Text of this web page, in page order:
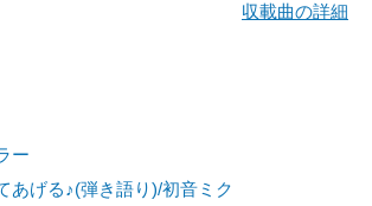
収載曲の詳細
ー
あげる♪(弾き語り)/初音ミク